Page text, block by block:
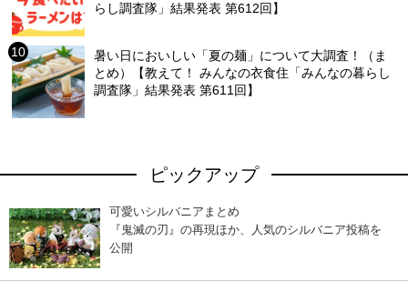
らし調査隊」結果発表 第612回】
暑い日においしい「夏の麺」について大調査！（ま
とめ）【教えて！ みんなの衣食住「みんなの暮らし
調査隊」結果発表 第611回】
ピックアップ
可愛いシルバニアまとめ
『鬼滅の刃』の再現ほか、人気のシルバニア投稿を
公開